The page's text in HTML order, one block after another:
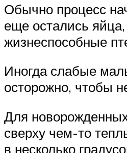
Обычно процесс
еще остались
жизнеспособные
Иногда слабые
осторожно, чтобы
Для
сверху чем-то
в несколько